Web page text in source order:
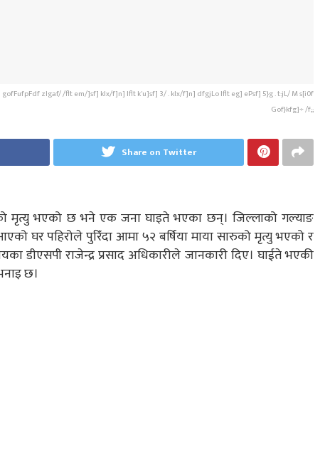
zlgaf/ /flt em/]sf] klx/f]n] Iflt k'u]sf] 3/ . klx/f]n] dfgjLo Iflt eg] ePsf] 5}g . t:jL/ M s[i0f
Gof}kfg]÷ /f;;
Share on Twitter
मृत्यु भएको छ भने एक जना घाइते भएका छन्। जिल्लाको गल्याङ
घर पहिरोले पुरिँदा आमा ५२ बर्षिया माया सारुको मृत्यु भएको र
डीएसपी राजेन्द्र प्रसाद अधिकारीले जानकारी दिए। घाईते भएकी
छ।